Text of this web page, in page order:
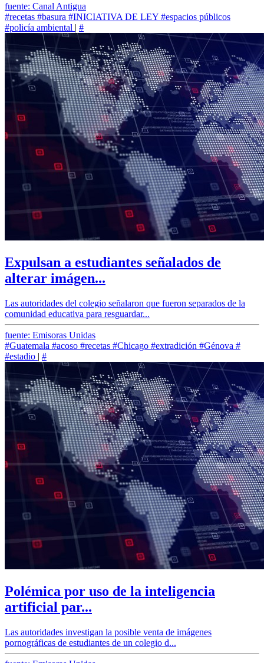
fuente: Canal Antigua
#recetas #basura #INICIATIVA DE LEY #espacios públicos
#policía ambiental | #
Expulsan a estudiantes señalados de
alterar imágen...
Las autoridades del colegio señalaron que fueron separados de la
comunidad educativa para resguardar...
fuente: Emisoras Unidas
#Guatemala #acoso #recetas #Chicago #extradición #Génova #
#estadio | #
Polémica por uso de la inteligencia
artificial par...
Las autoridades investigan la posible venta de imágenes
pornográficas de estudiantes de un colegio d...